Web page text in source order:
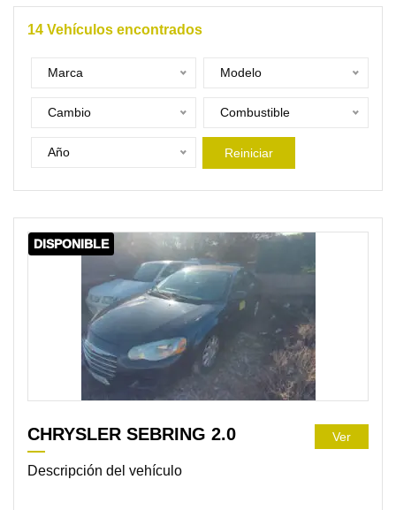
14 Vehículos encontrados
Marca Modelo
Cambio Combustible
Año Reiniciar
DISPONIBLE
CHRYSLER SEBRING 2.0
Descripción del vehículo
Ver